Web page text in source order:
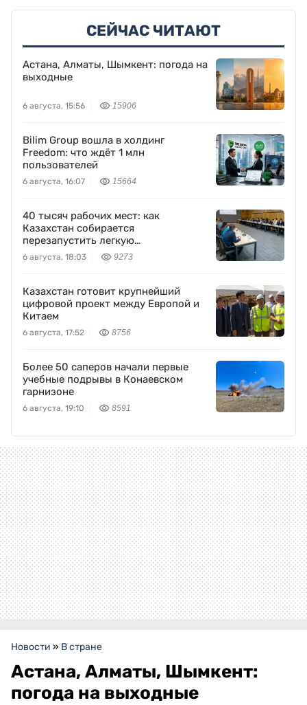
СЕЙЧАС ЧИТАЮТ
Астана, Алматы, Шымкент: погода на
выходные
6 августа, 15:56 15906
Bilim Group вошла в холдинг
Freedom: что ждёт 1 млн
пользователей
6 августа, 16:07 15664
40 тысяч рабочих мест: как
Казахстан собирается
перезапустить легкую
промышленность
6 августа, 18:03 9273
Казахстан готовит крупнейший
цифровой проект между Европой и
Китаем
6 августа, 17:52 8756
Более 50 саперов начали первые
учебные подрывы в Конаевском
гарнизоне
6 августа, 19:10 8591
Новости » В стране
Астана, Алматы, Шымкент:
погода на выходные